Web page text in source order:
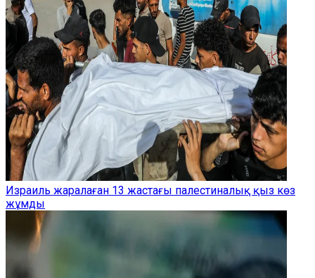
Израиль жаралаған 13 жастағы палестиналық қыз көз
жұмды